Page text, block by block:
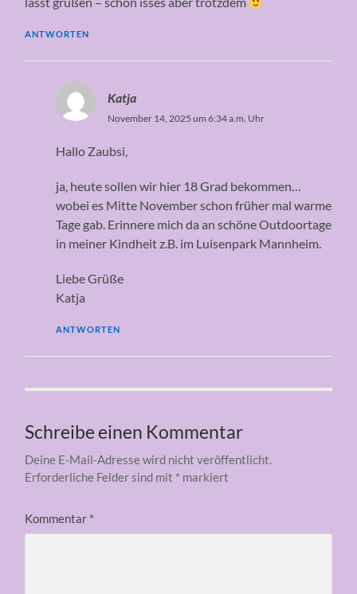
ANTWORTEN
Katja
November 14, 2025 um 6:34 a.m. Uhr
Hallo Zaubsi,
ja, heute sollen wir hier 18 Grad bekommen…
wobei es Mitte November schon früher mal warme
Tage gab. Erinnere mich da an schöne Outdoortage
in meiner Kindheit z.B. im Luisenpark Mannheim.
Liebe Grüße
Katja
ANTWORTEN
Schreibe einen Kommentar
Deine E-Mail-Adresse wird nicht veröffentlicht.
Erforderliche Felder sind mit * markiert
Kommentar *